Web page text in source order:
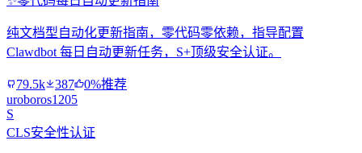
纯文档型自动化更新指南，零代码零依赖，指导配置
Clawdbot 每日自动更新任务，S+顶级安全认证。
79.5k 387
0%推荐
uroboros1205
S
CLS安全性认证